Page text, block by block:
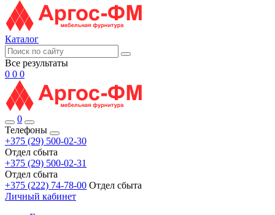
Каталог
Все результаты
0 0 0
0
Телефоны
+375 (29) 500-02-30
Отдел сбыта
+375 (29) 500-02-31
Отдел сбыта
+375 (222) 74-78-00 Отдел сбыта
Личный кабинет